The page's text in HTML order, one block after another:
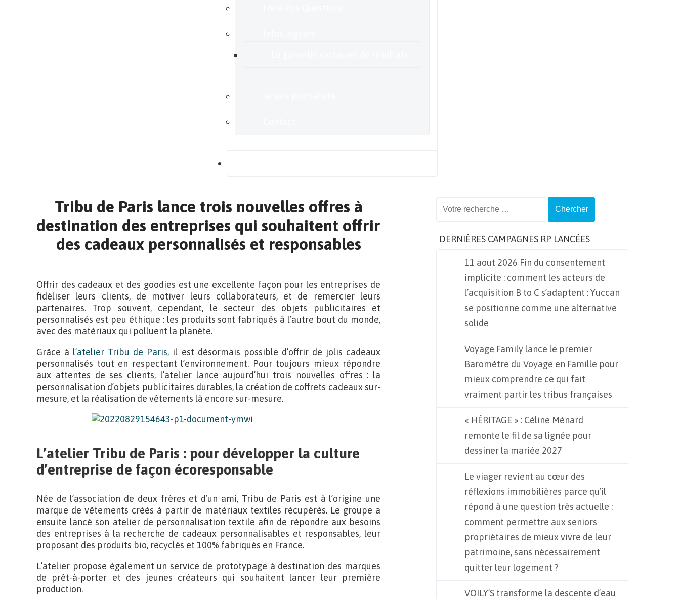
Tribu de Paris lance trois nouvelles offres à
destination des entreprises qui souhaitent offrir
des cadeaux personnalisés et responsables
Offrir des cadeaux et des goodies est une excellente façon pour les entreprises de
fidéliser leurs clients, de motiver leurs collaborateurs, et de remercier leurs
partenaires. Trop souvent, cependant, le secteur des objets publicitaires et
personnalisés est peu éthique : les produits sont fabriqués à l’autre bout du monde,
avec des matériaux qui polluent la planète.
Grâce à l’atelier Tribu de Paris, il est désormais possible d’offrir de jolis cadeaux
personnalisés tout en respectant l’environnement. Pour toujours mieux répondre
aux attentes de ses clients, l’atelier lance aujourd’hui trois nouvelles offres : la
personnalisation d’objets publicitaires durables, la création de coffrets cadeaux sur-
mesure, et la réalisation de vêtements là encore sur-mesure.
L’atelier Tribu de Paris : pour développer la culture
d’entreprise de façon écoresponsable
Née de l’association de deux frères et d’un ami, Tribu de Paris est à l’origine une
marque de vêtements créés à partir de matériaux textiles récupérés. Le groupe a
ensuite lancé son atelier de personnalisation textile afin de répondre aux besoins
des entreprises à la recherche de cadeaux personnalisables et responsables, leur
proposant des produits bio, recyclés et 100% fabriqués en France.
L’atelier propose également un service de prototypage à destination des marques
de prêt-à-porter et des jeunes créateurs qui souhaitent lancer leur première
production.
DERNIÈRES CAMPAGNES RP LANCÉES
11 aout 2026 Fin du consentement
implicite : comment les acteurs de
l’acquisition B to C s’adaptent : Yuccan
se positionne comme une alternative
solide
Voyage Family lance le premier
Baromètre du Voyage en Famille pour
mieux comprendre ce qui fait
vraiment partir les tribus françaises
« HÉRITAGE » : Céline Ménard
remonte le fil de sa lignée pour
dessiner la mariée 2027
Le viager revient au cœur des
réflexions immobilières parce qu’il
répond à une question très actuelle :
comment permettre aux seniors
propriétaires de mieux vivre de leur
patrimoine, sans nécessairement
quitter leur logement ?
VOILY’S transforme la descente d’eau